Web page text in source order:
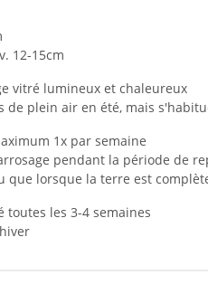
12-15cm
vitré lumineux et chaleureux
de plein air en été, mais
1x par semaine
pendant la période de
que lorsque la terre est
toutes les 3-4 semaines